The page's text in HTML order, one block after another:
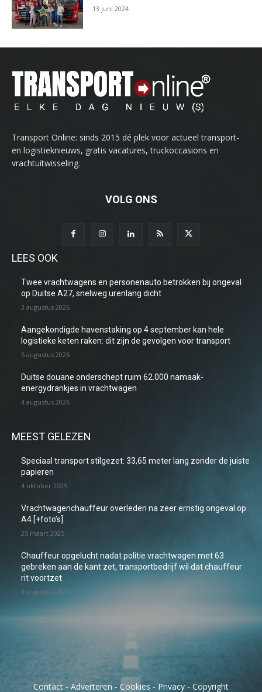
13 juni 2024
Transport Online: sinds 2015 dé plek voor actueel transport-
en logistieknieuws, gratis vacatures, truckoccasions en
vrachtuitwisseling.
VOLG ONS
LEES OOK
Twee vrachtwagens en personenauto betrokken bij ongeval
op Duitse A27, snelweg urenlang dicht
3 augustus 2026
Aangekondigde havenstaking op 4 september kan hele
logistieke keten raken: dit zijn de gevolgen voor transport
5 augustus 2026
Duitse douane onderschept ruim 62.000 namaak-
energydrankjes in vrachtwagen
4 augustus 2026
MEEST GELEZEN
Speciaal transport stilgezet: 33,65 meter lang zonder de juiste
papieren
4 oktober 2025
Vrachtwagenchauffeur overleden na zeer ernstig ongeval op
A4 [+foto’s]
25 maart 2025
Chauffeur opgelucht nadat politie vrachtwagen met 63
gebreken aan de kant zet, transportbedrijf wil dat chauffeur
rit voortzet
3 augustus 2026
Contact -Adverteren - Cookies - Privacy - Copyright